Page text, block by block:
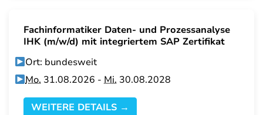
Fachinformatiker Daten- und Prozessanalyse
IHK (m/w/d) mit integriertem SAP Zertifikat
Ort: bundesweit
Mo. 31.08.2026 -Mi. 30.08.2028
WEITERE DETAILS →